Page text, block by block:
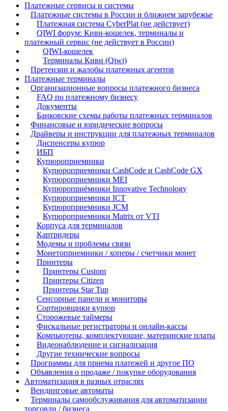
Платежные сервисы и системы
Платежные системы в России и ближнем зарубежье
Платежная система CyberPlat (не действует)
QIWI форум: Киви-кошелек, терминалы и
платежный сервис (не действует в России)
QIWI-кошелек
Терминалы Киви (Qiwi)
Претензии и жалобы платежных агентов
Платежные терминалы
Организационные вопросы платежного бизнеса
FAQ по платежному бизнесу
Документы
Банковские схемы работы платежных терминалов
Финансовые и юридические вопросы
Драйверы и инструкции для платежных терминалов
Диспенсеры купюр
ИБП
Купюроприемники
Купюроприемники CashCode и CashCode GX
Купюроприемники MEI
Купюроприёмники Innovative Technology
Купюроприемники ICT
Купюроприемники JCM
Купюроприемники Matrix от VTI
Корпуса для терминалов
Картридеры
Модемы и проблемы связи
Монетоприемники / хоперы / счетчики монет
Принтеры
Принтеры Custom
Принтеры Citizen
Принтеры Star Tup
Сенсорные панели и мониторы
Сортировщики купюр
Сторожевые таймеры
Фискальные регистраторы и онлайн-кассы
Компьютеры, комплектующие, материнские платы
Видеонаблюдение и сигнализация
Другие технические вопросы
Программы для приема платежей и другое ПО
Объявления о продаже / покупке оборудования
Автоматизация в разных отраслях
Вендинговые автоматы
Терминалы самообслуживания для автоматизации
торговли / бизнеса